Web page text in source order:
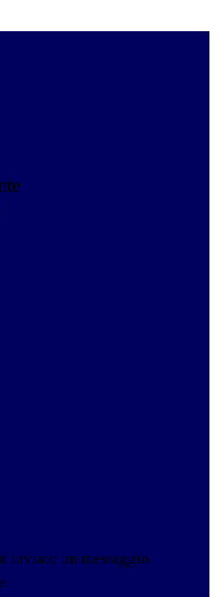
inviato un messaggio